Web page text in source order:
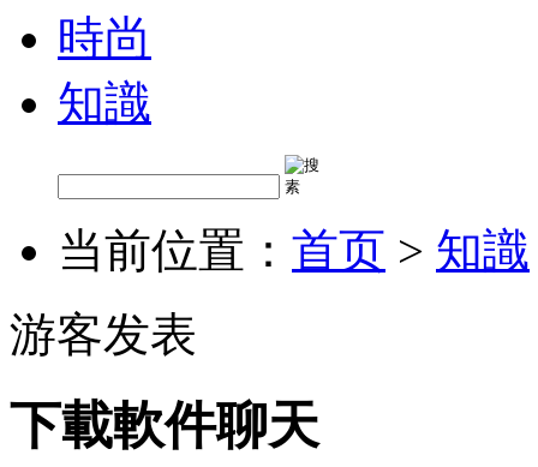
時尚
知識
当前位置： 首页 > 知識
游客发表
下載軟件聊天